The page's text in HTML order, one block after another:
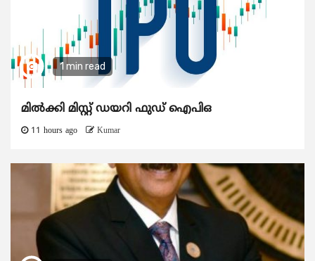
1 min read
മിൽക്കി മിസ്റ്റ് ഡയറി ഫുഡ് ഐപിഒ
11 hours ago Kumar